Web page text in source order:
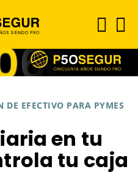
DE EFECTIVO PARA PYMES
en tu
tu caja